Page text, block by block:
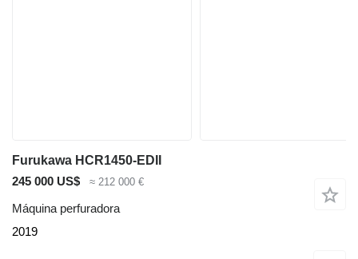
Furukawa HCR1450-EDII
245 000 US$
≈ 212 000 €
Máquina perfuradora
2019